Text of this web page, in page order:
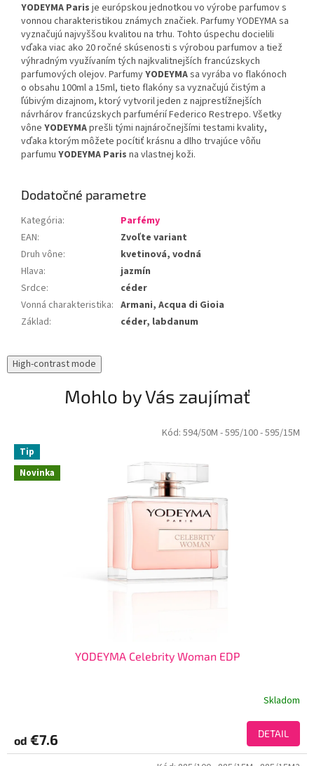
YODEYMA Paris je európskou jednotkou vo výrobe parfumov s
vonnou charakteristikou známych značiek. Parfumy YODEYMA sa
vyznačujú najvyššou kvalitou na trhu. Tohto úspechu docielili
vďaka viac ako 20 ročné skúsenosti s výrobou parfumov a tiež
výhradným využívaním tých najkvalitnejších francúzskych
parfumových olejov. ParfumyYODEYMAsa vyrába vo flakónoch
o obsahu 100ml a 15ml, tieto flakóny sa vyznačujú čistým a
ľúbivým dizajnom, ktorý vytvoril jeden z najprestížnejších
návrhárov francúzskych parfumérií Federico Restrepo. Všetky
vône YODEYMAprešli tými najnáročnejšími testami kvality,
vďaka ktorým môžete pocítiť krásnu a dlho trvajúce vôňu
parfumu YODEYMA Paris na vlastnej koži.
Dodatočné parametre
Kategória:
Parfémy
EAN:
Zvoľte variant
Druh vône:
kvetinová, vodná
Hlava:
jazmín
Srdce:
céder
Vonná charakteristika: Armani, Acqua di Gioia
Základ: céder, labdanum
High-contrast mode
Mohlo by Vás zaujímať
Novinka
Tip
YODEYMA Celebrity Woman EDP
Skladom
od €7.6 DETAIL
Kód: 594/50M - 595/100- 595/15M